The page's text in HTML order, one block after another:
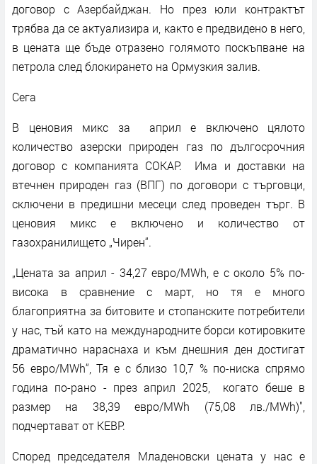
договор с Азербайджан. Но през юли контрактът
трябва да се актуализира и, както е предвидено в него,
в цената ще бъде отразено голямото поскъпване на
петрола след блокирането на Ормузкия залив.
Сега
В ценовия микс за април е включено цялото
количество азерски природен газ по дългосрочния
договор с компанията СОКАР. Има и доставки на
втечнен природен газ (ВПГ) по договори с търговци,
сключени в предишни месеци след проведен търг. В
ценовия микс е включено и количество от
газохранилището „Чирен“.
„Цената за април - 34,27 евро/MWh, е с около 5% по-
висока в сравнение с март, но тя е много
благоприятна за битовите и стопанските потребители
у нас, тъй като на международните борси котировките
драматично нараснаха и към днешния ден достигат
56 евро/MWh“, Тя е с близо 10,7 % по-ниска спрямо
година по-рано - през април 2025, когато беше в
размер на 38,39 евро/MWh (75,08 лв./MWh)",
подчертават от КЕВР.
Според председателя Младеновски цената у нас е